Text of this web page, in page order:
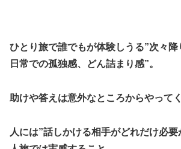
ひとり旅で誰でもが体験しうる”次々
日常での孤独感、どん詰まり感”。
助けや答えは意外なところからやって
人には”話しかける相手がどれだけ必